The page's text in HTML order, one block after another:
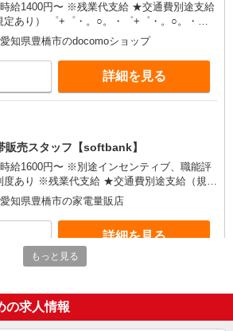
時給1400円〜 ※残業代支給 ★交通費別途支給
゜+゜・。○。・゜+゜・。○。・゜
社祝い金10万円支給(規定有) お友達を紹介
, インセンティブ支給(規定有) ★月2回払
週払い可能（規程有）★ ゜・。○。・゜
。○。・゜+゜
愛知県豊橋市のdocomoショップ
詳細を見る
販売スタッフ【softbank】
時給1600円〜 ※別途インセンティブ、職能評
度あり ※残業代支給 ★交通費別途支給（規定
+゜・。○。・゜+゜ 入
10万円支給(規定有) お友達を紹介頂くと,
ティブ支給(規定有) ★月2回払い・週払い
（規程有）★ ゜・。○。・゜+゜・。○。・゜
愛知県豊橋市の家電量販店
詳細を見る
フトバンク】の店舗スタッフ
時給1500円〜1600円（経験・能力による） ※
もっと見る
の求人情報